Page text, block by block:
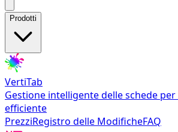
Prodotti
VertiTab
Gestione intelligente delle schede
efficiente
PrezziRegistro delle ModificheFAQ